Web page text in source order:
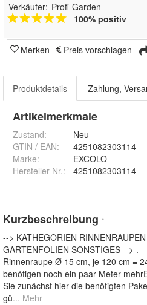
Verkäufer: Profi-Garden
100% positiv
Merken Preis vorschlagen
Produktdetails Zahlung,
Artikelmerkmale
Zustand:
Neu
GTIN / EAN:
4251082303114
Marke:
EXCOLO
Hersteller Nr.:
4251082303114
Kurzbeschreibung *
--> KATHEGORIEN
GARTENFOLIEN SONSTIGES --> .
Rinnenraupe Ø 15 cm, je 120 cm =
benötigen noch ein paar Meter
Sie zunächst hier die benötigten
gü... Mehr